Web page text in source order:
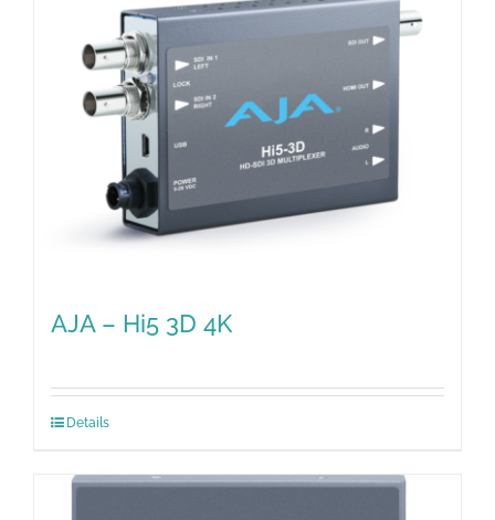
AJA – Hi5 3D 4K
Details